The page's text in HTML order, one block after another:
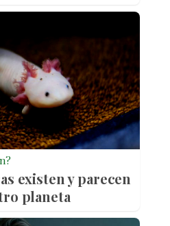
existen y parecen
planeta